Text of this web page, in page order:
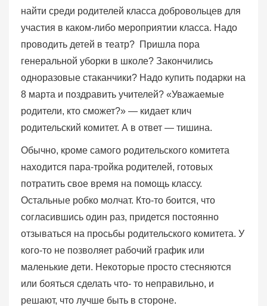
найти среди родителей класса добровольцев для
участия в каком-либо мероприятии класса. Надо
проводить детей в театр? Пришла пора
генеральной уборки в школе? Закончились
одноразовые стаканчики? Надо купить подарки на
8 марта и поздравить учителей? «Уважаемые
родители, кто сможет?» — кидает клич
родительский комитет. А в ответ — тишина.
Обычно, кроме самого родительского комитета
находится пара-тройка родителей, готовых
потратить свое время на помощь классу.
Остальные робко молчат. Кто-то боится, что
согласившись один раз, придется постоянно
отзываться на просьбы родительского комитета. У
кого-то не позволяет рабочий график или
маленькие дети. Некоторые просто стесняются
или бояться сделать что- то неправильно, и
решают, что лучше быть в стороне.